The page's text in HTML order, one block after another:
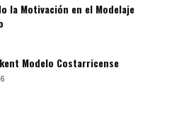
la Motivación en el Modelaje
Modelo Costarricense